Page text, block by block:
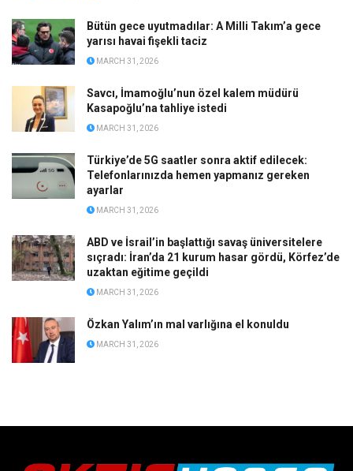
Bütün gece uyutmadılar: A Milli Takım’a gece
yarısı havai fişekli taciz
MARCH 31, 2026
Savcı, İmamoğlu’nun özel kalem müdürü
Kasapoğlu’na tahliye istedi
MARCH 31, 2026
Türkiye’de 5G saatler sonra aktif edilecek:
Telefonlarınızda hemen yapmanız gereken
ayarlar
MARCH 31, 2026
ABD ve İsrail’in başlattığı savaş üniversitelere
sıçradı: İran’da 21 kurum hasar gördü, Körfez’de
uzaktan eğitime geçildi
MARCH 31, 2026
Özkan Yalım’ın mal varlığına el konuldu
MARCH 31, 2026